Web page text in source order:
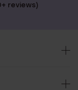
reviews)